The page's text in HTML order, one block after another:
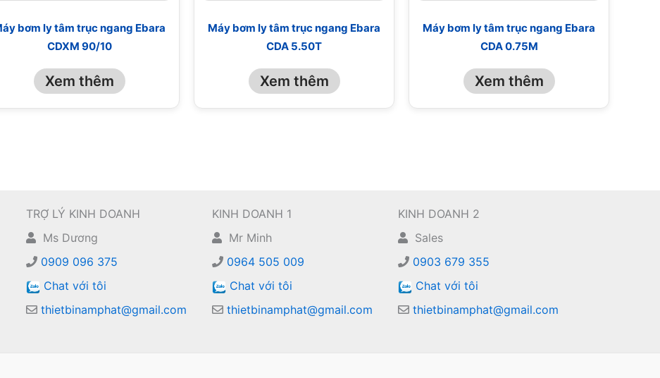
bơm ly tâm trục ngang Ebara
CDXM 90/10
Xem thêm
Máy bơm ly tâm trục ngang Ebara
CDA 5.50T
Xem thêm
Máy bơm ly tâm trục ngang Ebara
CDA 0.75M
Xem thêm
TRỢ LÝ KINH DOANH
Ms Dương
0909 096 375
Chat với tôi
thietbinamphat@gmail.com
KINH DOANH 1
Mr Minh
0964 505 009
Chat với tôi
thietbinamphat@gmail.com
KINH DOANH 2
Sales
0903 679 355
Chat với tôi
thietbinamphat@gmail.com